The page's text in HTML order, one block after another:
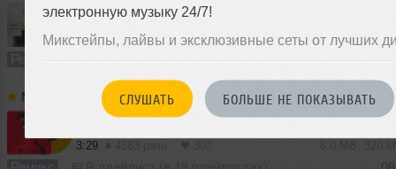
электронную музыку 24/7!
Микстейпы, лайвы и эксклюзивные сеты от лучших
СЛУШАТЬ БОЛЬШЕ НЕ ПОКАЗЫВАТЬ
3:29 3515 раз 203 8.0 MB, 320
Ремикс
Maxx Play Зиверт - Эгоистка (Maxx Play Remix 2025)
3:29